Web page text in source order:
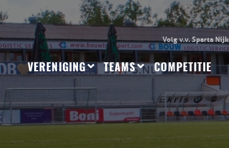
VERENIGING TEAMS COMPETITIE